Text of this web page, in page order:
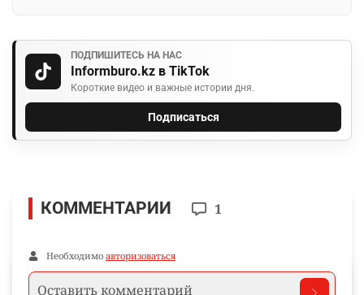
ПОДПИШИТЕСЬ НА НАС
Informburo.kz в TikTok
Короткие видео и важные истории дня.
Подписаться
КОММЕНТАРИИ 1
Необходимо авторизоваться